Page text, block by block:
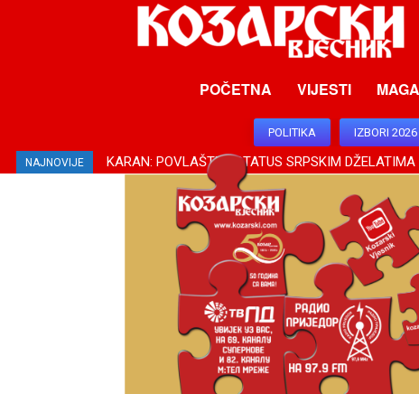
POČETNA VIJESTI
POLITIKA IZBORI 2026
NAJNOVIJE KARAN: POVLAŠTEN STATUS SRPSKIM